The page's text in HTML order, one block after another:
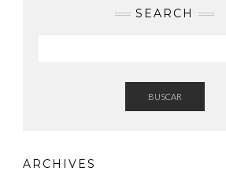
SEARCH
BUSCAR
ARCHIVES